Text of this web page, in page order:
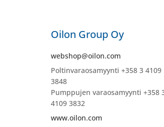
Oilon Group Oy
webshop@oilon.com
Poltinvaraosamyynti +358 3 4109
3848
Pumppujen varaosamyynti +358
4109 3832
www.oilon.com